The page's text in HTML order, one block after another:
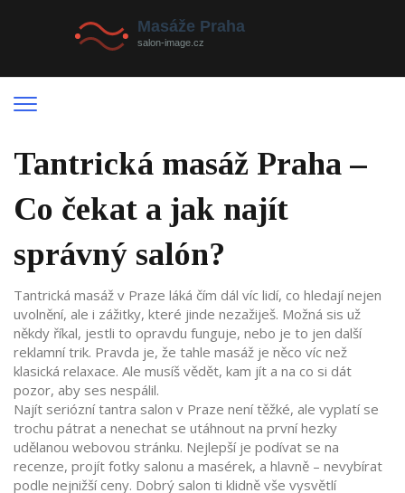
Tantrická masáž Praha –
Co čekat a jak najít
správný salón?
Tantrická masáž v Praze láká čím dál víc lidí, co hledají nejen
uvolnění, ale i zážitky, které jinde nezažiješ. Možná sis už
někdy říkal, jestli to opravdu funguje, nebo je to jen další
reklamní trik. Pravda je, že tahle masáž je něco víc než
klasická relaxace. Ale musíš vědět, kam jít a na co si dát
pozor, aby ses nespálil.
Najít seriózní tantra salon v Praze není těžké, ale vyplatí se
trochu pátrat a nenechat se utáhnout na první hezky
udělanou webovou stránku. Nejlepší je podívat se na
recenze, projít fotky salonu a masérek, a hlavně – nevybírat
podle nejnižší ceny. Dobrý salon ti klidně vše vysvětlí